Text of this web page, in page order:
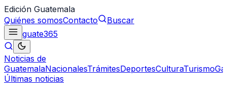
Edición Guatemala
Quiénes somosContacto
Buscar
guate365
Noticias de
GuatemalaNacionalesTrámitesDeportesCulturaTurismo
Últimas noticias